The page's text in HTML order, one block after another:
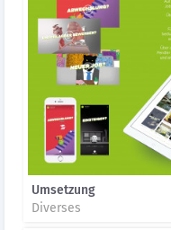
Umsetzung
Diverses